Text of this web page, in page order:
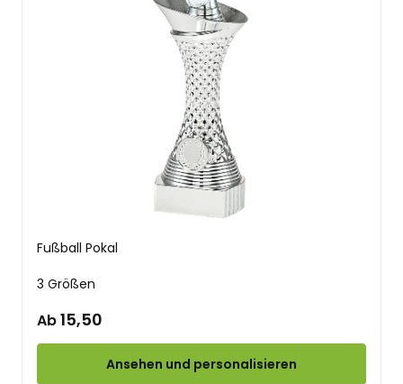
Fußball Pokal
3 Größen
Ab15,50
Ansehen und personalisieren